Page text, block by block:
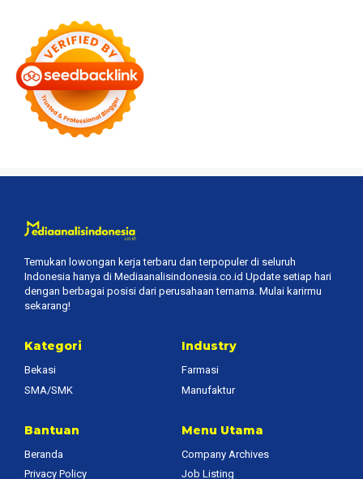
Temukan lowongan kerja terbaru dan terpopuler di seluruh
Indonesia hanya di Mediaanalisindonesia.co.id Update setiap hari
dengan berbagai posisi dari perusahaan ternama. Mulai karirmu
sekarang!
Kategori
Bekasi
SMA/SMK
Industry
Farmasi
Manufaktur
Bantuan
Beranda
Privacy Policy
Menu Utama
Company Archives
Job Listing